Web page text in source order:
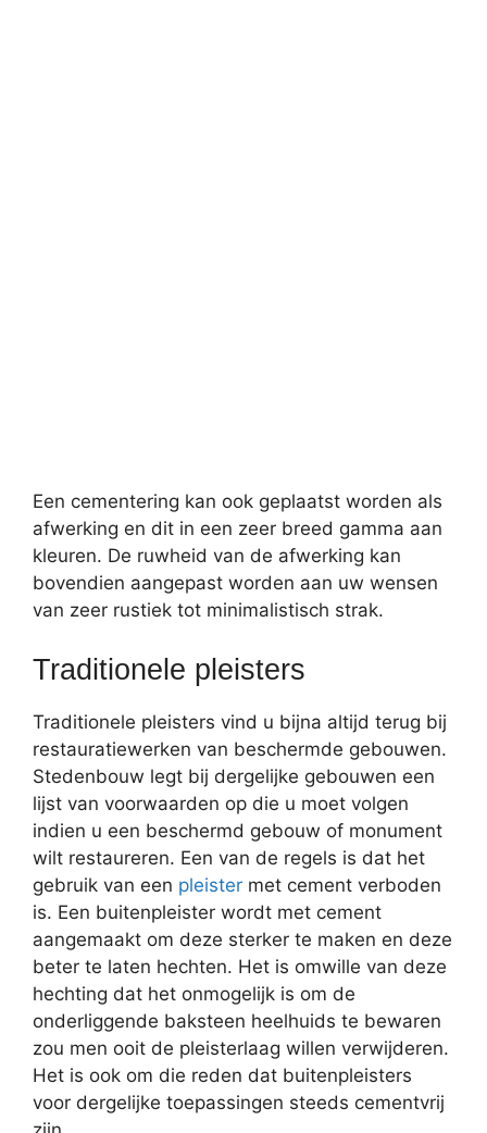
Een cementering kan ook geplaatst worden als
afwerking en dit in een zeer breed gamma aan
kleuren. De ruwheid van de afwerking kan
bovendien aangepast worden aan uw wensen
van zeer rustiek tot minimalistisch strak.
Traditionele pleisters
Traditionele pleisters vind u bijna altijd terug bij
restauratiewerken van beschermde gebouwen.
Stedenbouw legt bij dergelijke gebouwen een
lijst van voorwaarden op die u moet volgen
indien u een beschermd gebouw of monument
wilt restaureren. Een van de regels is dat het
gebruik van een pleister met cement verboden
is. Een buitenpleister wordt met cement
aangemaakt om deze sterker te maken en deze
beter te laten hechten. Het is omwille van deze
hechting dat het onmogelijk is om de
onderliggende baksteen heelhuids te bewaren
zou men ooit de pleisterlaag willen verwijderen.
Het is ook om die reden dat buitenpleisters
voor dergelijke toepassingen steeds cementvrij